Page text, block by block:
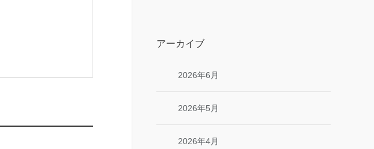
アーカイブ
2026年6月
2026年5月
2026年4月